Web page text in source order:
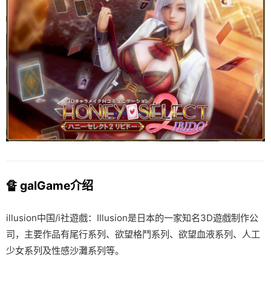
🔏 galGame介绍
illusion中国/i社遊戲：Illusion是日本的一家知名3D遊戲制作公
司，主要作品有尾行系列、欲望格鬥系列、欲望血液系列、人工
少女系列及性感沙灘系列等。